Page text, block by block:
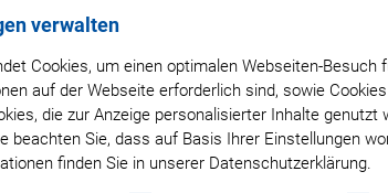
verwalten
Cookies, um einen optimalen Webseiten-
auf der Webseite erforderlich sind, sowie
die zur Anzeige personalisierter Inhalte
beachten Sie, dass auf Basis Ihrer Einstellungen
finden Sie in unserer Datenschutzerklärung.
Sie aktuelle Presseinformationen,
Ansprechpartnerin gerne zur Verfügung.